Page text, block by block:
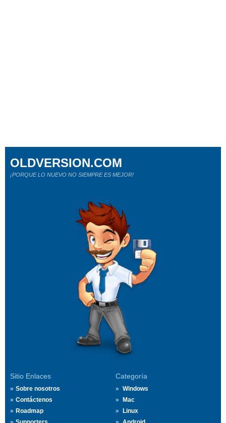
Sitio Enlaces
Sobre nosotros
Contáctenos
Roadmap
Categoría
Windows
Mac
Linux
OLDVERSION.COM
¡PORQUE LO NUEVO NO SIEMPRE ES MEJOR!